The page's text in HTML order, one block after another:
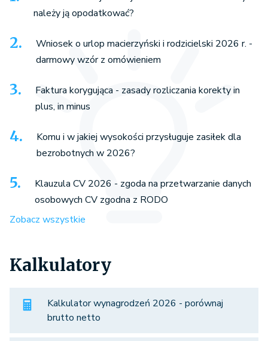
należy ją opodatkować?
Wniosek o urlop macierzyński i rodzicielski 2026 r. -
darmowy wzór z omówieniem
Faktura korygująca - zasady rozliczania korekty in
plus, in minus
Komu i w jakiej wysokości przysługuje zasiłek dla
bezrobotnych w 2026?
Klauzula CV 2026 - zgoda na przetwarzanie danych
osobowych CV zgodna z RODO
Zobacz wszystkie
Kalkulatory
Kalkulator wynagrodzeń 2026 - porównaj
brutto netto